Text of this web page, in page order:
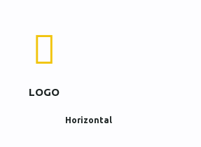
LOGO
Horizontal